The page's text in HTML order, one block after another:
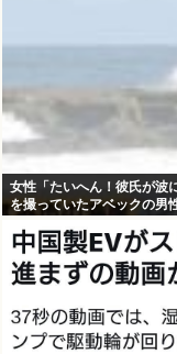
女性「たいへん！彼氏が波
を撮っていたアベックの男